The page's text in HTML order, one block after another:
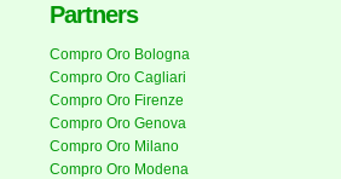
Partners
Compro Oro Bologna
Compro Oro Cagliari
Compro Oro Firenze
Compro Oro Genova
Compro Oro Milano
Compro Oro Modena